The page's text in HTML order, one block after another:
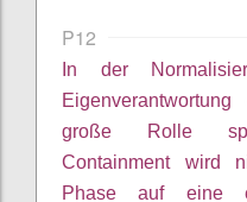
P12
In der
große Rolle
Containment wird
Phase auf eine